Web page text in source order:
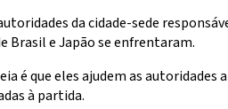
da cidade-sede
Brasil e Japão se enfrentaram.
que eles ajudem as
à partida.